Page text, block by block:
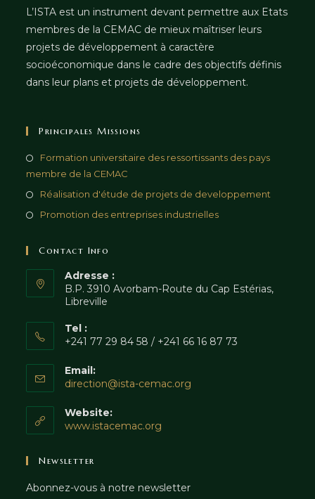
L’ISTA est un instrument devant permettre aux Etats
membres de la CEMAC de mieux maîtriser leurs
projets de développement à caractère
socioéconomique dans le cadre des objectifs définis
dans leur plans et projets de développement.
Principales Missions
Formation universitaire des ressortissants des pays
membre de la CEMAC
Réalisation d'étude de projets de developpement
Promotion des entreprises industrielles
Contact Info
Adresse :
B.P. 3910 Avorbam-Route du Cap Estérias,
Libreville
Tel :
+241 77 29 84 58 / +241 66 16 87 73
Email:
direction@ista-cemac.org
Website:
www.istacemac.org
Newsletter
Abonnez-vous à notre newsletter